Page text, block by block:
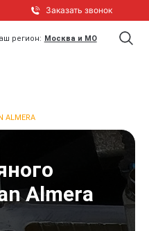
Заказать звонок
регион: Москва и МО
Almera